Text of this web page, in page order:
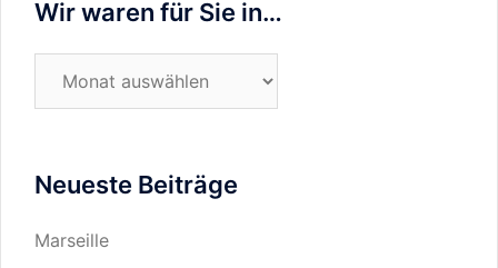
Wir waren für Sie in…
in…
Neueste Beiträge
Marseille